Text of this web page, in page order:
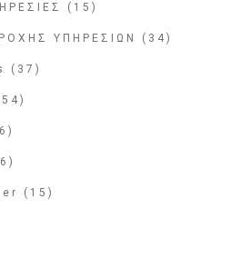
(15)
ΥΠΗΡΕΣΙΩΝ (34)
(37)
(15)